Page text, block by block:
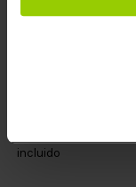
incluido